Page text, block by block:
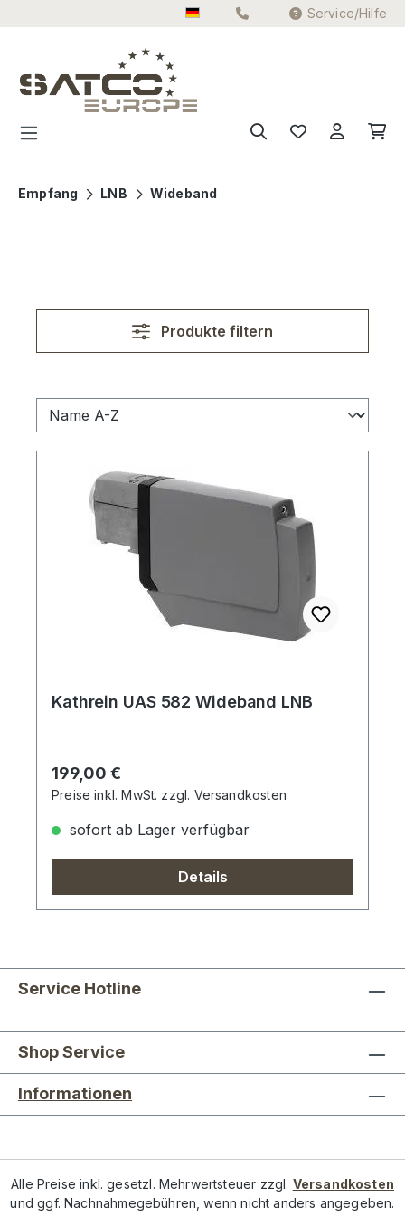
Zum Hauptinhalt springen Service/Hilfe
Empfang LNB Wideband
Produkte filtern
Kathrein UAS 582 Wideband LNB
Regulärer Preis:
199,00 €
Preise inkl. MwSt. zzgl. Versandkosten
sofort ab Lager verfügbar
Details
Service Hotline
Shop Service
Informationen
Alle Preise inkl. gesetzl. Mehrwertsteuer zzgl. Versandkosten
und ggf. Nachnahmegebühren, wenn nicht anders angegeben.